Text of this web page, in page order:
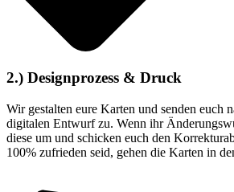
2.) Designprozess & Druck
Wir gestalten eure Karten und senden euch
digitalen Entwurf zu. Wenn ihr
diese um und schicken euch den
100% zufrieden seid, gehen die Karten in